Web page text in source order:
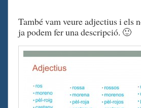
També vam veure adjectius i els
ja podem fer una descripció. 🙂